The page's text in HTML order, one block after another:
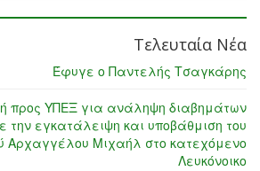
Τελευταία Νέα
Έφυγε ο Παντελής Τσαγκάρης
προς ΥΠΕΞ για ανάληψη διαβημάτων
την εγκατάλειψη και υποβάθμιση του
Αρχαγγέλου Μιχαήλ στο κατεχόμενο
Λευκόνοικο